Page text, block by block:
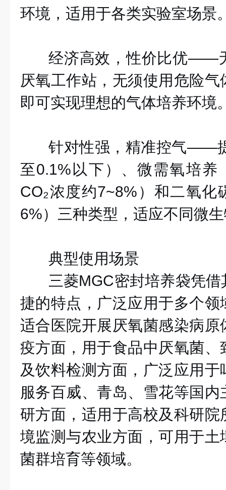
环境，适用于各类实验室场景
经济高效，性价比优——
厌氧工作站，无须使用危险
即可实现理想的气体培养环境
针对性强，精准控气——提
至0.1%以下）、微需氧培养
CO₂浓度约7~8%）和二氧化
6%）三种类型，适应不同微
典型使用场景
三菱MGC密封培养袋凭
捷的特点，广泛应用于多个
适合医院开展厌氧菌感染病
疫方面，用于食品中厌氧菌
及饮料检测方面，广泛应用
服务百威、青岛、雪花等国
研方面，适用于高校及科研
境监测与农业方面，可用于
菌群培育等领域。